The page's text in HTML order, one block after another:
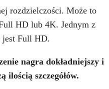
rozdzielczości. Może to
HD lub 4K. Jednym z
jest Full HD.
nagra dokładniejszy i
ilością szczegółów.